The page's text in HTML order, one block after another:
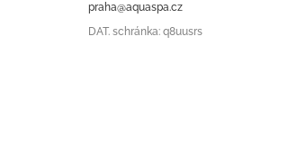
praha@aquaspa.cz
DAT. schránka: q8uusrs